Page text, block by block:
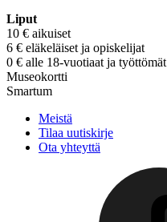
Liput
10 € aikuiset
6 € eläkeläiset ja opiskelijat
0 € alle 18-vuotiaat ja työttömät
Museokortti
Smartum
Meistä
Tilaa uutiskirje
Ota yhteyttä